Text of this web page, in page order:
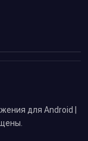
для Android |